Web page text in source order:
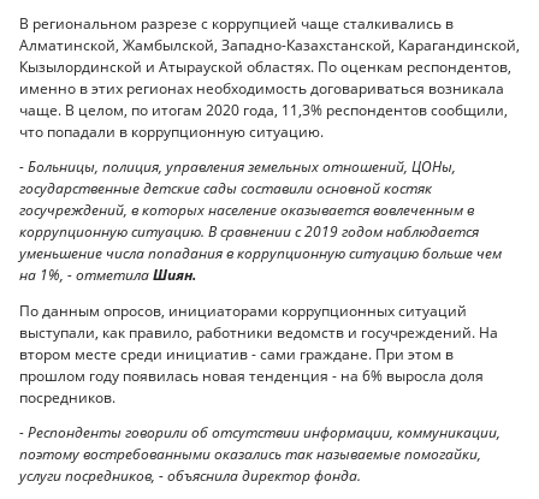
В региональном разрезе с коррупцией чаще сталкивались в
Алматинской, Жамбылской, Западно-Казахстанской, Карагандинской,
Кызылординской и Атырауской областях. По оценкам респондентов,
именно в этих регионах необходимость договариваться возникала
чаще. В целом, по итогам 2020 года, 11,3% респондентов сообщили,
что попадали в коррупционную ситуацию.
- Больницы, полиция, управления земельных отношений, ЦОНы,
государственные детские сады составили основной костяк
госучреждений, в которых население оказывается вовлеченным в
коррупционную ситуацию. В сравнении с 2019 годом наблюдается
уменьшение числа попадания в коррупционную ситуацию больше чем
на 1%, - отметилаШиян.
По данным опросов, инициаторами коррупционных ситуаций
выступали, как правило, работники ведомств и госучреждений. На
втором месте среди инициатив - сами граждане. При этом в
прошлом году появилась новая тенденция - на 6% выросла доля
посредников.
- Респонденты говорили об отсутствии информации, коммуникации,
поэтому востребованными оказались так называемые помогайки,
услуги посредников, - объяснила директор фонда.